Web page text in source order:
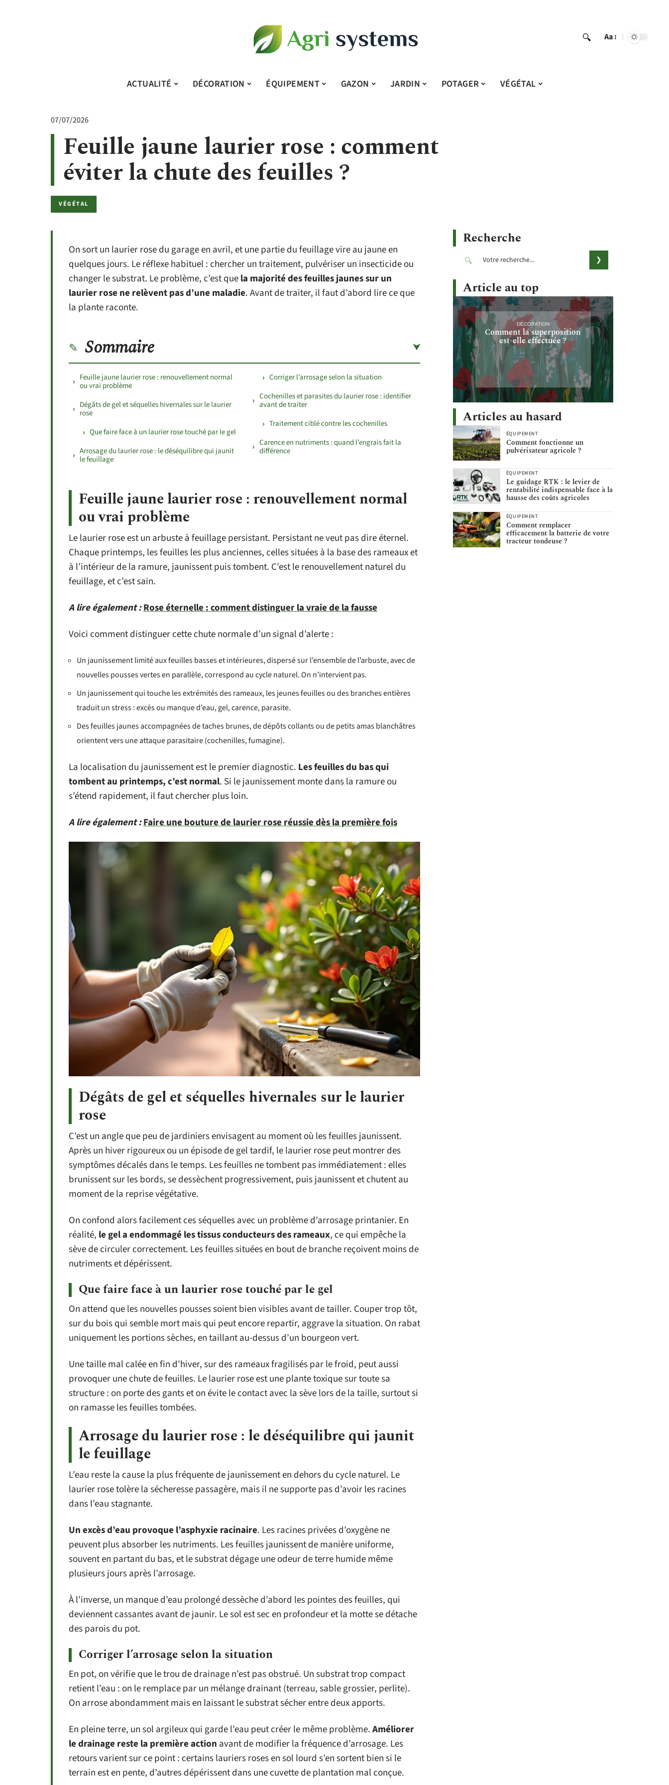
Aa
ACTUALITÉ DÉCORATION ÉQUIPEMENT GAZON JARDIN POTAGER VÉGÉTAL
07/07/2026
Feuille jaune laurier rose : comment
éviter la chute des feuilles ?
VÉGÉTAL
On sort un laurier rose du garage en avril, et une partie du feuillage vire au jaune en
quelques jours. Le réflexe habituel : chercher un traitement, pulvériser un insecticide ou
changer le substrat. Le problème, c’est quela majorité des feuilles jaunes sur un
laurier rose ne relèvent pas d’une maladie. Avant de traiter, il faut d’abord lire ce que
la plante raconte.
Sommaire
Feuille jaune laurier rose : renouvellement normal
ou vrai problème
Dégâts de gel et séquelles hivernales sur le laurier
rose
Que faire face à un laurier rose touché par le gel
Arrosage du laurier rose : le déséquilibre qui jaunit
le feuillage
Corriger l’arrosage selon la situation
Cochenilles et parasites du laurier rose : identifier
avant de traiter
Traitement ciblé contre les cochenilles
Carence en nutriments : quand l’engrais fait la
différence
Feuille jaune laurier rose : renouvellement normal
ou vrai problème
Le laurier rose est un arbuste à feuillage persistant. Persistant ne veut pas dire éternel.
Chaque printemps, les feuilles les plus anciennes, celles situées à la base des rameaux et
à l’intérieur de la ramure, jaunissent puis tombent. C’est le renouvellement naturel du
feuillage, et c’est sain.
A lire également :Rose éternelle : comment distinguer la vraie de la fausse
Voici comment distinguer cette chute normale d’un signal d’alerte :
Un jaunissement limité aux feuilles basses et intérieures, dispersé sur l’ensemble de l’arbuste, avec de
nouvelles pousses vertes en parallèle, correspond au cycle naturel. On n’intervient pas.
Un jaunissement qui touche les extrémités des rameaux, les jeunes feuilles ou des branches entières
traduit un stress : excès ou manque d’eau, gel, carence, parasite.
Des feuilles jaunes accompagnées de taches brunes, de dépôts collants ou de petits amas blanchâtres
orientent vers une attaque parasitaire (cochenilles, fumagine).
La localisation du jaunissement est le premier diagnostic. Les feuilles du bas qui
tombent au printemps, c’est normal. Si le jaunissement monte dans la ramure ou
s’étend rapidement, il faut chercher plus loin.
A lire également :Faire une bouture de laurier rose réussie dès la première fois
Dégâts de gel et séquelles hivernales sur le laurier
rose
C’est un angle que peu de jardiniers envisagent au moment où les feuilles jaunissent.
Après un hiver rigoureux ou un épisode de gel tardif, le laurier rose peut montrer des
symptômes décalés dans le temps. Les feuilles ne tombent pas immédiatement : elles
brunissent sur les bords, se dessèchent progressivement, puis jaunissent et chutent au
moment de la reprise végétative.
On confond alors facilement ces séquelles avec un problème d’arrosage printanier. En
réalité, le gel a endommagé les tissus conducteurs des rameaux, ce qui empêche la
sève de circuler correctement. Les feuilles situées en bout de branche reçoivent moins de
nutriments et dépérissent.
Que faire face à un laurier rose touché par le gel
On attend que les nouvelles pousses soient bien visibles avant de tailler. Couper trop tôt,
sur du bois qui semble mort mais qui peut encore repartir, aggrave la situation. On rabat
uniquement les portions sèches, en taillant au-dessus d’un bourgeon vert.
Une taille mal calée en fin d’hiver, sur des rameaux fragilisés par le froid, peut aussi
provoquer une chute de feuilles. Le laurier rose est une plante toxique sur toute sa
structure : on porte des gants et on évite le contact avec la sève lors de la taille, surtout si
on ramasse les feuilles tombées.
Arrosage du laurier rose : le déséquilibre qui jaunit
le feuillage
L’eau reste la cause la plus fréquente de jaunissement en dehors du cycle naturel. Le
laurier rose tolère la sécheresse passagère, mais il ne supporte pas d’avoir les racines
dans l’eau stagnante.
Un excès d’eau provoque l’asphyxie racinaire. Les racines privées d’oxygène ne
peuvent plus absorber les nutriments. Les feuilles jaunissent de manière uniforme,
souvent en partant du bas, et le substrat dégage une odeur de terre humide même
plusieurs jours après l’arrosage.
À l’inverse, un manque d’eau prolongé dessèche d’abord les pointes des feuilles, qui
deviennent cassantes avant de jaunir. Le sol est sec en profondeur et la motte se détache
des parois du pot.
Corriger l’arrosage selon la situation
En pot, on vérifie que le trou de drainage n’est pas obstrué. Un substrat trop compact
retient l’eau : on le remplace par un mélange drainant (terreau, sable grossier, perlite).
On arrose abondamment mais en laissant le substrat sécher entre deux apports.
En pleine terre, un sol argileux qui garde l’eau peut créer le même problème.Améliorer
le drainage reste la première action avant de modifier la fréquence d’arrosage. Les
retours varient sur ce point : certains lauriers roses en sol lourd s’en sortent bien si le
terrain est en pente, d’autres dépérissent dans une cuvette de plantation mal conçue.
Recherche
Article au top
DÉCORATION
Comment la superposition
est-elle effectuée ?
Articles au hasard
ÉQUIPEMENT
Comment fonctionne un
pulvérisateur agricole ?
ÉQUIPEMENT
Le guidage RTK : le levier de
rentabilité indispensable face à la
hausse des coûts agricoles
ÉQUIPEMENT
Comment remplacer
efficacement la batterie de votre
tracteur tondeuse ?